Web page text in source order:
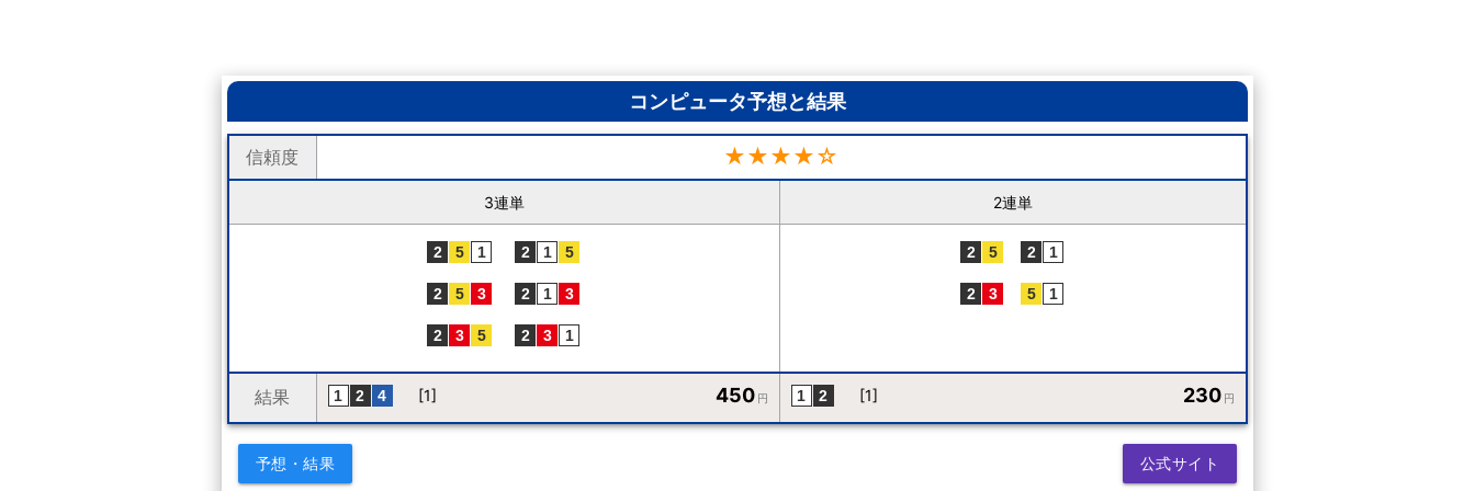
コンピュータ予想と結果
信頼度 ★★★★☆
3連単 2連単
結果 [1] 450 円 [1] 230 円
予想・結果 公式サイト